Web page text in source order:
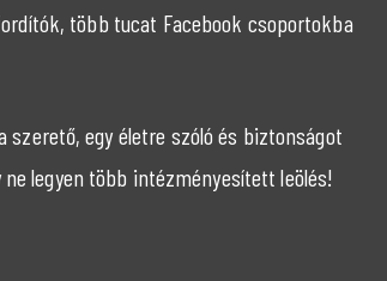
több tucat Facebook csoportokba
szerető, egy életre szóló és biztonságot
legyen több intézményesített leölés!